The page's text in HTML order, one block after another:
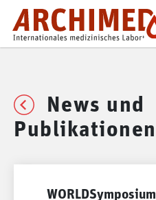
News und
Publikationen
WORLDSymposium